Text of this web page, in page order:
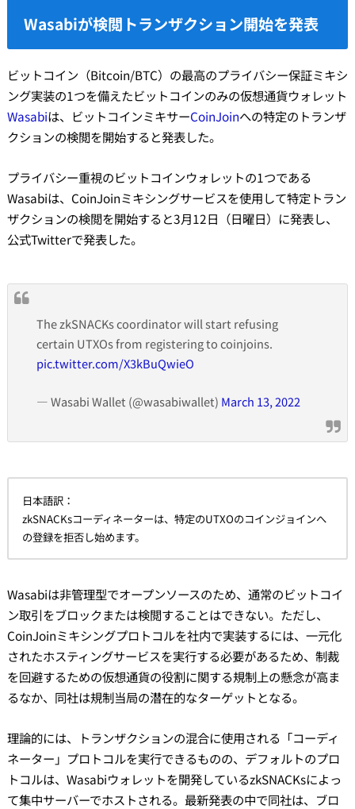
Wasabiが検閲トランザクション開始を発表
ビットコイン（Bitcoin/BTC）の最高のプライバシー保証ミキシ
ング実装の1つを備えたビットコインのみの仮想通貨ウォレット
Wasabiは、ビットコインミキサーCoinJoinへの特定のトランザ
クションの検閲を開始すると発表した。
プライバシー重視のビットコインウォレットの1つである
Wasabiは、CoinJoinミキシングサービスを使用して特定トラン
ザクションの検閲を開始すると3月12日（日曜日）に発表し、
公式Twitterで発表した。
The zkSNACKs coordinator will start refusing
certain UTXOs from registering to coinjoins.
pic.twitter.com/X3kBuQwieO
— Wasabi Wallet (@wasabiwallet) March 13, 2022
日本語訳：
zkSNACKsコーディネーターは、特定のUTXOのコインジョインへ
の登録を拒否し始めます。
Wasabiは非管理型でオープンソースのため、通常のビットコイ
ン取引をブロックまたは検閲することはできない。ただし、
CoinJoinミキシングプロトコルを社内で実装するには、一元化
されたホスティングサービスを実行する必要があるため、制裁
を回避するための仮想通貨の役割に関する規制上の懸念が高ま
るなか、同社は規制当局の潜在的なターゲットとなる。
理論的には、トランザクションの混合に使用される「コーディ
ネーター」プロトコルを実行できるものの、デフォルトのプロ
トコルは、Wasabiウォレットを開発しているzkSNACKsによっ
て集中サーバーでホストされる。最新発表の中で同社は、ブロ